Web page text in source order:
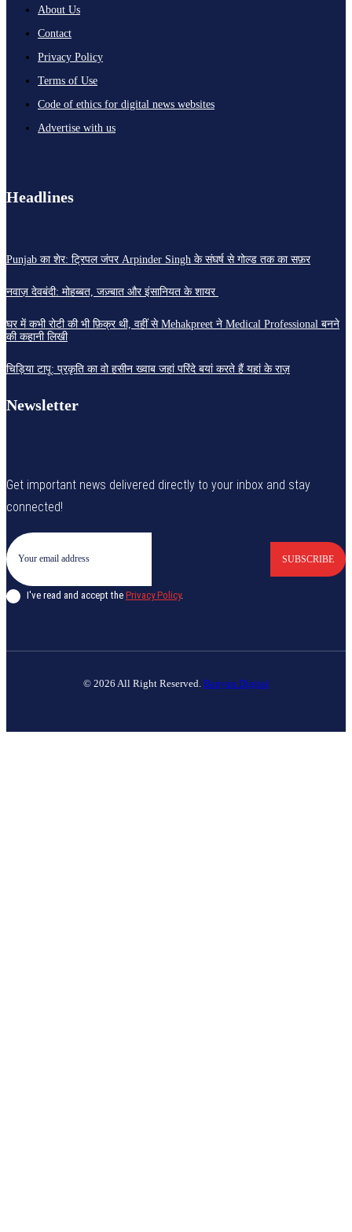
About Us
Contact
Privacy Policy
Terms of Use
Code of ethics for digital news websites
Advertise with us
Headlines
Punjab का शेर: ट्रिपल जंपर Arpinder Singh के संघर्ष से गोल्ड तक का सफ़र
नवाज़ देवबंदी: मोहब्बत, जज़्बात और इंसानियत के शायर
घर में कभी रोटी की भी फ़िक्र थी, वहीं से Mehakpreet ने Medical Professional बनने
की कहानी लिखी
चिड़िया टापू: प्रकृति का वो हसीन ख्वाब जहां परिंदे बयां करते हैं यहां के राज़
Newsletter
Get important news delivered directly to your inbox and stay
connected!
SUBSCRIBE
I've read and accept the Privacy Policy.
© 2026 All Right Reserved. Banyan Digital